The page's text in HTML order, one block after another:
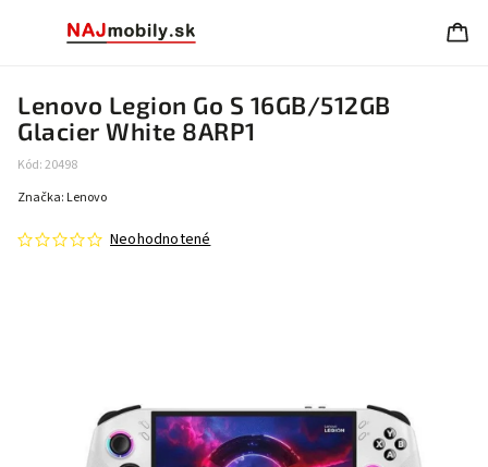
Lenovo Legion Go S 16GB/512GB
Glacier White 8ARP1
Kód:20498
Neohodnotené
Značka: Lenovo